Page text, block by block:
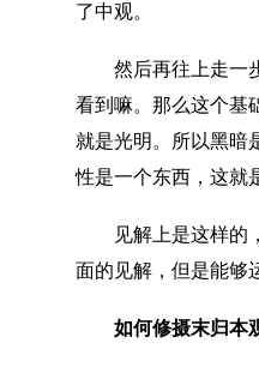
了中观。
然后再往上走一
看到嘛。那么这个基
就是光明。所以黑暗
性是一个东西，这就
见解上是这样的
面的见解，但是能够
如何修摄末归本